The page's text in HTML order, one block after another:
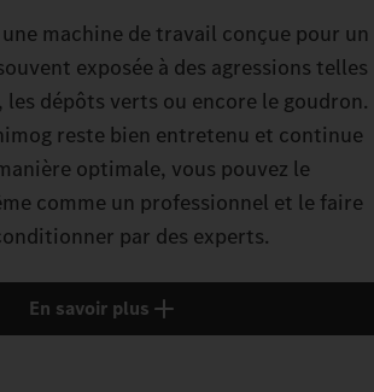
machine de travail conçue pour un
exposée à des agressions telles
les dépôts verts ou encore le goudron.
reste bien entretenu et continue
optimale, vous pouvez le
comme un professionnel et le faire
par des experts.
En savoir plus